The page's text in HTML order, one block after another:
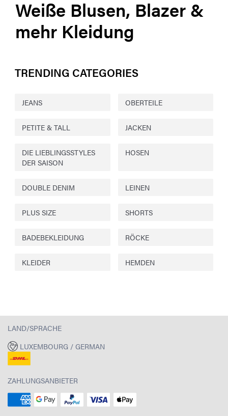
Weiße Blusen, Blazer &
mehr Kleidung
TRENDING CATEGORIES
JEANS OBERTEILE
PETITE & TALL JACKEN
DIE LIEBLINGSSTYLES
DER SAISON
HOSEN
DOUBLE DENIM LEINEN
PLUS SIZE SHORTS
BADEBEKLEIDUNG RÖCKE
KLEIDER HEMDEN
LAND/SPRACHE
LUXEMBOURG / GERMAN
ZAHLUNGSANBIETER